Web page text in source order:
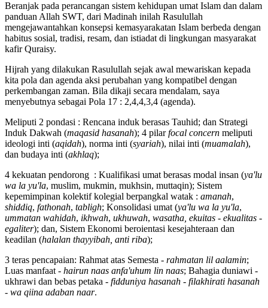
Beranjak pada perancangan sistem kehidupan umat Islam dan dalam
panduan Allah SWT, dari Madinah inilah Rasulullah
mengejawantahkan konsepsi kemasyarakatan Islam berbeda dengan
habitus sosial, tradisi, resam, dan istiadat di lingkungan masyarakat
kafir Quraisy.
Hijrah yang dilakukan Rasulullah sejak awal mewariskan kepada
kita pola dan agenda aksi perubahan yang kompatibel dengan
perkembangan zaman. Bila dikaji secara mendalam, saya
menyebutnya sebagai Pola 17 : 2,4,4,3,4 (agenda).
Meliputi 2 pondasi : Rencana induk berasas Tauhid; dan Strategi
Induk Dakwah (maqasid hasanah); 4 pilarfocal concern meliputi
ideologi inti (aqidah), norma inti (syariah), nilai inti (muamalah),
dan budaya inti (akhlaq);
4 kekuatan pendorong : Kualifikasi umat berasas modal insan (ya'lu
wa la yu'la, muslim, mukmin, mukhsin, muttaqin); Sistem
kepemimpinan kolektif kolegial berpangkal watak : amanah,
shiddiq, fathonah, tabligh; Konsolidasi umat (ya'lu wa la yu'la,
ummatan wahidah, ikhwah, ukhuwah, wasatha, ekuitas - ekualitas -
egaliter); dan, Sistem Ekonomi beroientasi kesejahteraan dan
keadilan (halalan thayyibah, anti riba);
3 teras pencapaian: Rahmat atas Semesta - rahmatan lil aalamin;
Luas manfaat - hairun naas anfa'uhum lin naas; Bahagia duniawi -
ukhrawi dan bebas petaka - fidduniya hasanah - filakhirati hasanah
- wa qiina adaban naar.